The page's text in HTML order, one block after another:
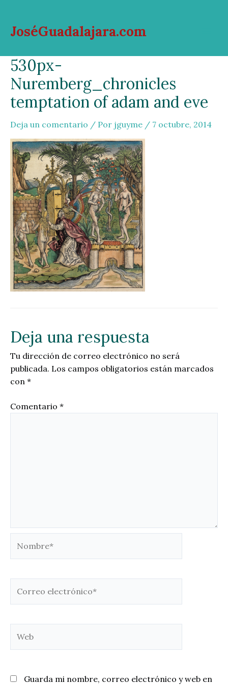
contenido
JoséGuadalajara.com
530px-
Nuremberg_chronicles
temptation of adam and eve
Deja un comentario / Por jguyme / 7 octubre, 2014
Deja una respuesta
Tu dirección de correo electrónico no será
publicada. Los campos obligatorios están marcados
con *
Comentario *
electrónico*
Guarda mi nombre, correo electrónico y web en